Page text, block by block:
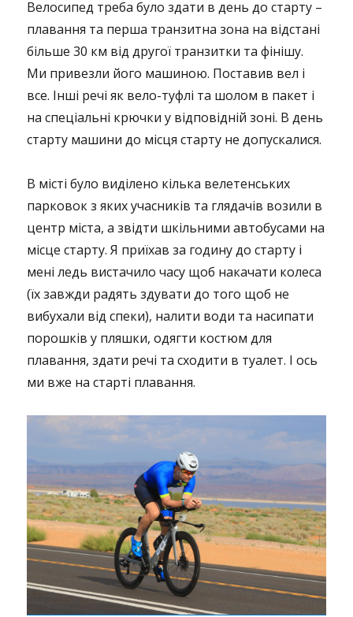
Велосипед треба було здати в день до старту –
плавання та перша транзитна зона на відстані
більше 30 км від другої транзитки та фінішу.
Ми привезли його машиною. Поставив вел і
все. Інші речі як вело-туфлі та шолом в пакет і
на спеціальні крючки у відповідній зоні. В день
старту машини до місця старту не допускалися.
В місті було виділено кілька велетенських
парковок з яких учасників та глядачів возили в
центр міста, а звідти шкільними автобусами на
місце старту. Я приїхав за годину до старту і
мені ледь вистачило часу щоб накачати колеса
(їх завжди радять здувати до того щоб не
вибухали від спеки), налити води та насипати
порошків у пляшки, одягти костюм для
плавання, здати речі та сходити в туалет. І ось
ми вже на старті плавання.